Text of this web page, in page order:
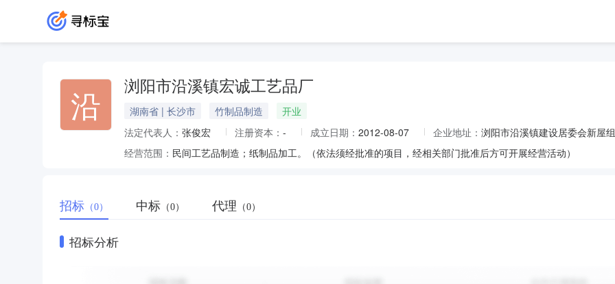
沿 浏阳市沿溪镇宏诚工艺品厂
湖南省 | 长沙市 竹制品制造
开业
法定代表人： 张俊宏 注册资本： - 成立日期： 2012-08-07 企业地址： 浏阳市沿溪镇建设居委会新屋组
经营范围： 民间工艺品制造；纸制品加工。（依法须经批准的项目，经相关部门批准后方可开展经营活动）
招标 （0） 中标 （0） 代理 （0）
招标分析